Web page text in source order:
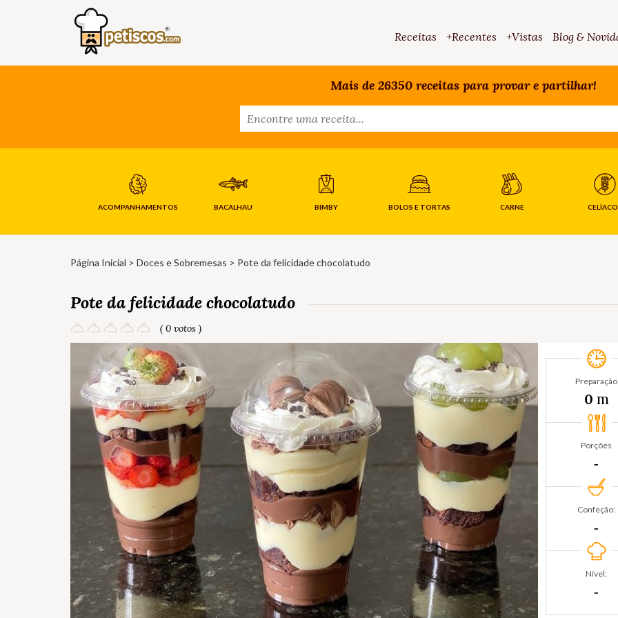
Receitas +Recentes +Vistas Blog &
Mais de 26350 receitas para provar e partilhar!
ACOMPANHAMENTOS BACALHAU BIMBY BOLOS E TORTAS CARNE
Página Inicial > Doces e Sobremesas > Pote da felicidade chocolatudo
Pote da felicidade chocolatudo
( 0 votos )
Preparação
0 m
Porções
‐
Confeção:
‐
Nível:
‐